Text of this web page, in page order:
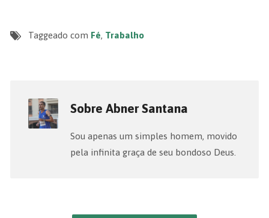
Taggeado com Fé, Trabalho
Sobre Abner Santana
Sou apenas um simples homem, movido
pela infinita graça de seu bondoso Deus.